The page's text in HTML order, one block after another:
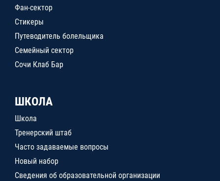
Фан-сектор
Стикеры
Путеводитель болельщика
Семейный сектор
Сочи Клаб Бар
ШКОЛА
Школа
Тренерский штаб
Часто задаваемые вопросы
Новый набор
Сведения об образовательной организации